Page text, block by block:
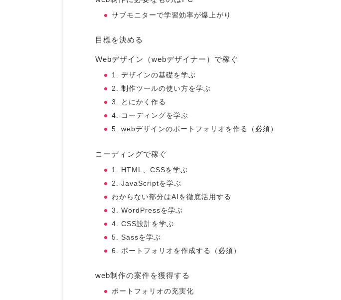
サブモニターで学習効率が爆上がり
目標を決める
Webデザイン（webデザイナー）で稼ぐ
1. デザインの基礎を学ぶ
2. 制作ツールの使い方を学ぶ
3. とにかく作る
4. コーディングを学ぶ
5. webデザインのポートフォリオを作る（必須）
コーディングで稼ぐ
1. HTML、CSSを学ぶ
2. JavaScriptを学ぶ
わからない部分はAIを徹底活用する
3. WordPressを学ぶ
4. CSS設計を学ぶ
5. Sassを学ぶ
6. ポートフォリオを作成する（必須）
web制作の案件を獲得する
ポートフォリオの充実化